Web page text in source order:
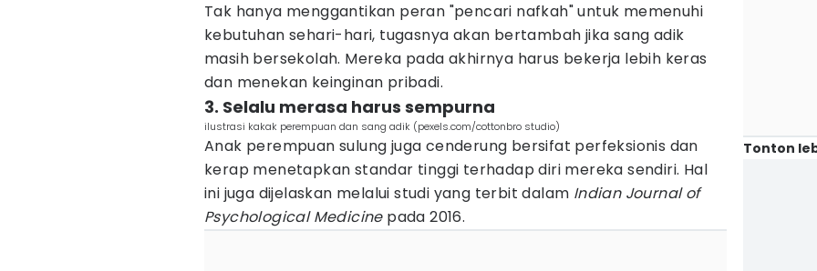
Tak hanya menggantikan peran "pencari nafkah" untuk memenuhi
kebutuhan sehari-hari, tugasnya akan bertambah jika sang adik
masih bersekolah. Mereka pada akhirnya harus bekerja lebih keras
dan menekan keinginan pribadi.
3. Selalu merasa harus sempurna
ilustrasi kakak perempuan dan sang adik (pexels.com/cottonbro studio)
Anak perempuan sulung juga cenderung bersifat perfeksionis dan
kerap menetapkan standar tinggi terhadap diri mereka sendiri. Hal
ini juga dijelaskan melalui studi yang terbit dalam Indian Journal of
Psychological Medicinepada 2016.
Tonton